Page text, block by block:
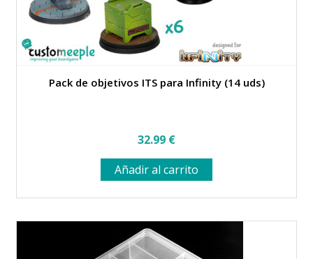
Pack de objetivos ITS para Infinity (14 uds)
32.99 €
Añadir al carrito